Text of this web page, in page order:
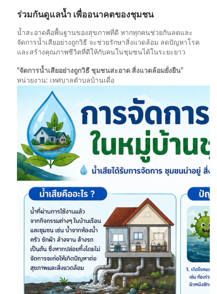
ร่วมกันดูแลน้ำ เพื่ออนาคตของชุมชน
น้ำสะอาดคือพื้นฐานของสุขภาพที่ดี หากทุกคนช่วยกันลดและ
จัดการน้ำเสียอย่างถูกวิธี จะช่วยรักษาสิ่งแวดล้อม ลดปัญหาโรค
และสร้างคุณภาพชีวิตที่ดีให้กับคนในชุมชนได้ในระยะยาว
“จัดการน้ำเสียอย่างถูกวิธี ชุมชนสะอาด สิ่งแวดล้อมยั่งยืน”
หน่วยงาน: เทศบาลตำบลบ้านเดื่อ